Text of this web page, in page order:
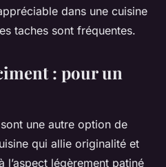
dans une cuisine
taches sont fréquentes.
: pour un
sont une autre option de
qui allie originalité et
l’aspect légèrement patiné